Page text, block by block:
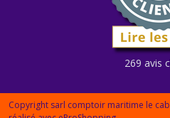
269 avis
Copyright sarl comptoir maritime le